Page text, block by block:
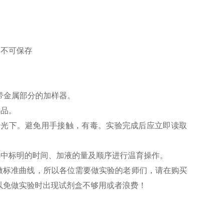
可保存
属部分的加样器。
。
下。避免用手接触，有毒。实验完成后应立即读取
标明的时间、加液的量及顺序进行温育操作。
准曲线，所以各位需要做实验的老师们，请在购买
做实验时出现试剂盒不够用或者浪费！